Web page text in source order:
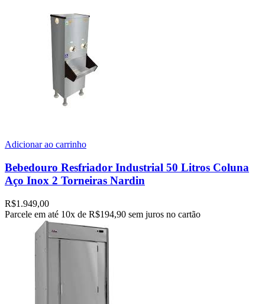
Adicionar ao carrinho
Bebedouro Resfriador Industrial 50 Litros Coluna
Aço Inox 2 Torneiras Nardin
R$1.949,00
Parcele em até 10x de R$194,90 sem juros no cartão